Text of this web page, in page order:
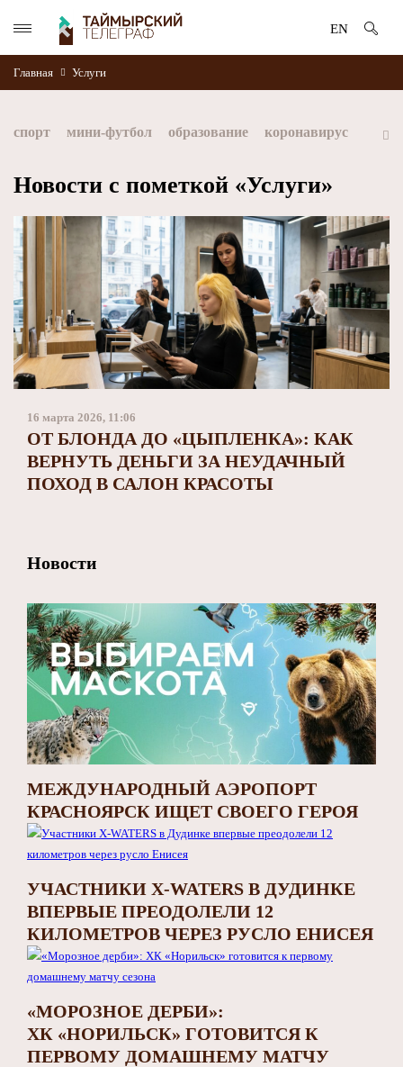
EN
Главная Услуги
спорт мини-футбол образование коронавирус
Норникель Красноярский край Таймыр Дудинка
автографы истории Красноярскийкрай Арктика
МФК Норильский никель хоккей
Заполярный филиал Норникеля NordStar
Новости с пометкой «Услуги»
16 марта 2026, 11:06
ОТ БЛОНДА ДО «ЦЫПЛЕНКА»: КАК
ВЕРНУТЬ ДЕНЬГИ ЗА НЕУДАЧНЫЙ
ПОХОД В САЛОН КРАСОТЫ
Новости
МЕЖДУНАРОДНЫЙ АЭРОПОРТ
КРАСНОЯРСК ИЩЕТ СВОЕГО ГЕРОЯ
УЧАСТНИКИ X-WATERS В ДУДИНКЕ
ВПЕРВЫЕ ПРЕОДОЛЕЛИ 12
КИЛОМЕТРОВ ЧЕРЕЗ РУСЛО ЕНИСЕЯ
«МОРОЗНОЕ ДЕРБИ»:
ХК «НОРИЛЬСК» ГОТОВИТСЯ К
ПЕРВОМУ ДОМАШНЕМУ МАТЧУ